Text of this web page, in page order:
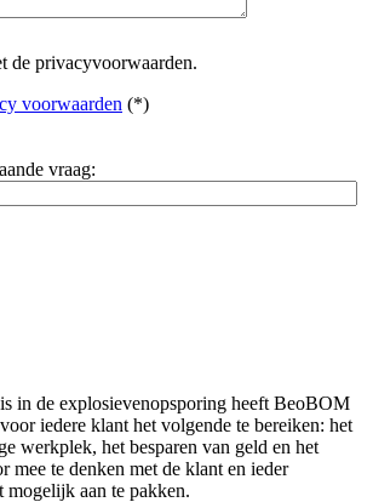
de privacyvoorwaarden.
voorwaarden (*)
vraag:
in de explosievenopsporing heeft BeoBOM
iedere klant het volgende te bereiken: het
werkplek, het besparen van geld en het
mee te denken met de klant en ieder
mogelijk aan te pakken.